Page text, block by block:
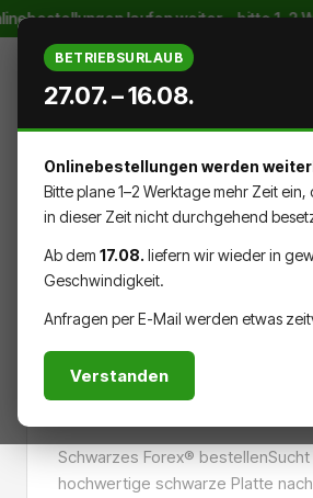
Zum Hauptinhalt springen
laufen weiter – bitte
DU
MATERIALIEN PLATTEN
Schwarzes Forex ®
Schwarzes Forex®
hochwertige schwarze Platte
BETRIEBSURLAUB
27.07. – 16.08.
Onlinebestellungen werden
Bitte plane 1–2 Werktage mehr Zeit
in dieser Zeit nicht durchgehend
Ab dem 17.08. liefern wir wieder in
Geschwindigkeit.
Anfragen per E-Mail werden etwas
Verstanden